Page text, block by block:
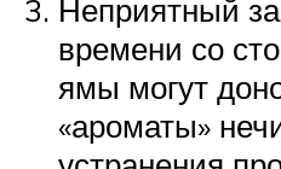
Неприятный
времени со
ямы могут
«ароматы»